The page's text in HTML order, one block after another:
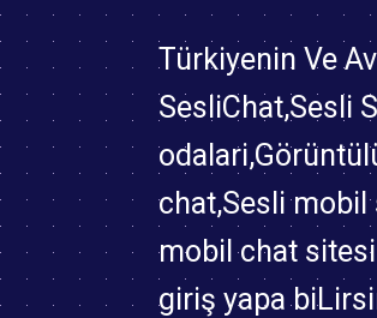
Türkiyenin Ve
SesliChat,Sesli
chat,Sesli mobil
mobil chat
giriş yapa